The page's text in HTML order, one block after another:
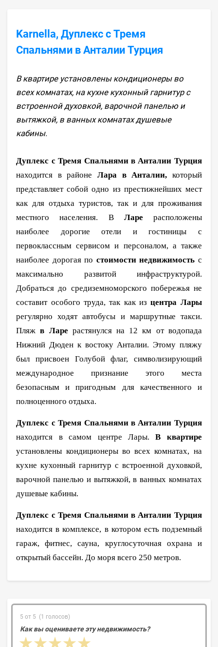
Karnella, Дуплекс с Тремя
Спальнями в Анталии Турция
В квартире установлены кондиционеры во
всех комнатах, на кухне кухонный гарнитур с
встроенной духовкой, варочной панелью и
вытяжкой, в ванных комнатах душевые
кабины.
Дуплекс с Тремя Спальнями в Анталии Турция
находится в районе Лара в Анталии, который
представляет собой одно из престижнейших мест
как для отдыха туристов, так и для проживания
местного населения. В Ларе расположены
наиболее дорогие отели и гостиницы с
первоклассным сервисом и персоналом, а также
наиболее дорогая по стоимости недвижимость с
максимально развитой инфраструктурой.
Добраться до средиземноморского побережья не
составит особого труда, так как изцентра Лары
регулярно ходят автобусы и маршрутные такси.
Пляжв Ларе растянулся на 12 км от водопада
Нижний Дюден к востоку Анталии. Этому пляжу
был присвоен Голубой флаг, символизирующий
международное признание этого места
безопасным и пригодным для качественного и
полноценного отдыха.
Дуплекс с Тремя Спальнями в Анталии Турция
находится в самом центре Лары.В квартире
установлены кондиционеры во всех комнатах, на
кухне кухонный гарнитур с встроенной духовкой,
варочной панелью и вытяжкой, в ванных комнатах
душевые кабины.
Дуплекс с Тремя Спальнями в Анталии Турция
находится в комплексе, в котором есть подземный
гараж, фитнес, сауна, круглосуточная охрана и
открытый бассейн. До моря всего 250 метров.
5 от 5 (1 голосов)
Как вы оцениваете эту недвижимость?
4 stars
3 stars
2 stars
1 star